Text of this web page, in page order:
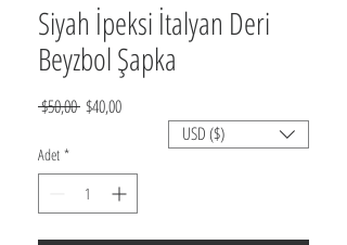
Siyah İpeksi İtalyan Deri
Beyzbol Şapka
$50,00 Normal
$40,00İndirimli
Adet *
USD ($)